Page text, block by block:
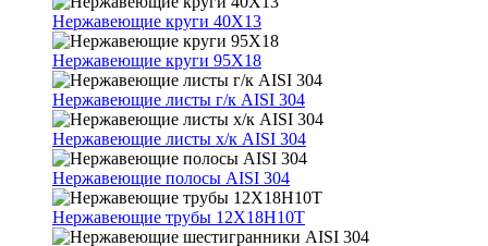
Нержавеющие круги 40Х13
Нержавеющие круги 95Х18
Нержавеющие листы г/к AISI 304
Нержавеющие листы х/к AISI 304
Нержавеющие полосы AISI 304
Нержавеющие трубы 12Х18Н10Т